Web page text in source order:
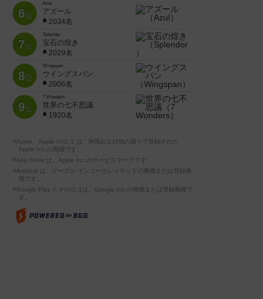
6位
Azul
アズール
2034名
7位
Splendor
宝石の煌き
2029名
8位
Wingspan
ウイングスパン
2006名
9位
7 Wonders
世界の七不思議
1920名
※Apple、Apple のロゴ は、米国および他の国々で登録された
Apple Inc.の商標です。
※App Store は、Apple Inc.のサービスマークです。
※Android は、グーグル インコーポレイテッドの商標または登録商
標です。
※Google Play とそのロゴは、Google Inc.の商標または登録商標で
す。